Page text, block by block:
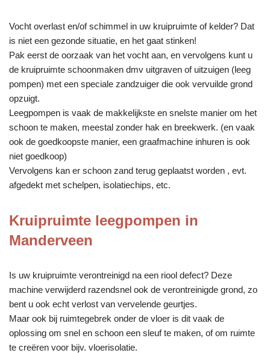
Vocht overlast en/of schimmel in uw kruipruimte of kelder? Dat
is niet een gezonde situatie, en het gaat stinken!
Pak eerst de oorzaak van het vocht aan, en vervolgens kunt u
de kruipruimte schoonmaken dmv uitgraven of uitzuigen (leeg
pompen) met een speciale zandzuiger die ook vervuilde grond
opzuigt.
Leegpompen is vaak de makkelijkste en snelste manier om het
schoon te maken, meestal zonder hak en breekwerk. (en vaak
ook de goedkoopste manier, een graafmachine inhuren is ook
niet goedkoop)
Vervolgens kan er schoon zand terug geplaatst worden , evt.
afgedekt met schelpen, isolatiechips, etc.
Kruipruimte leegpompen in
Manderveen
Is uw kruipruimte verontreinigd na een riool defect? Deze
machine verwijderd razendsnel ook de verontreinigde grond, zo
bent u ook echt verlost van vervelende geurtjes.
Maar ook bij ruimtegebrek onder de vloer is dit vaak de
oplossing om snel en schoon een sleuf te maken, of om ruimte
te creëren voor bijv. vloerisolatie.